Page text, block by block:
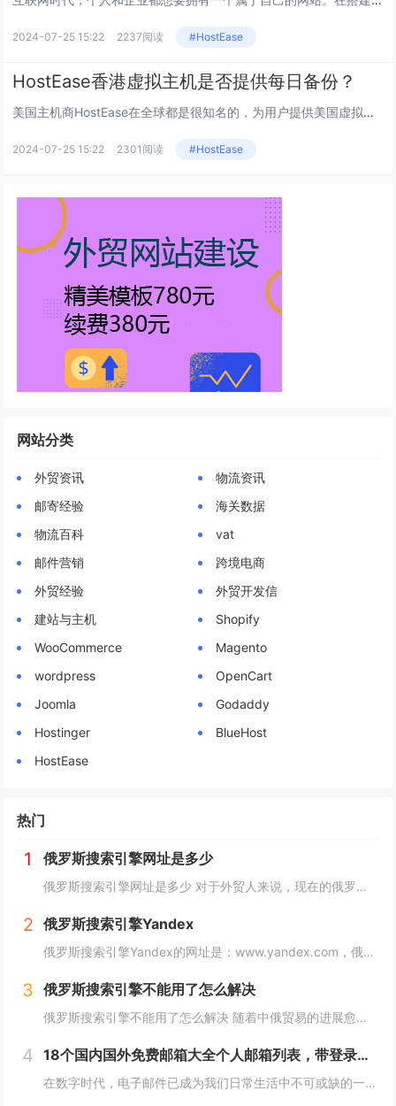
2024-07-25 15:22 2237阅读 #HostEase
HostEase香港虚拟主机是否提供每日备份？
美国主机商HostEase在全球都是很知名的，为用户提供美国虚拟主机/香港虚拟主机和香港服务器租用等主机业务，深受国内用...
2024-07-25 15:22 2301阅读 #HostEase
网站分类
外贸资讯
物流资讯
邮寄经验
海关数据
物流百科
vat
邮件营销
跨境电商
外贸经验
外贸开发信
建站与主机
Shopify
WooCommerce
Magento
wordpress
OpenCart
Joomla
Godaddy
Hostinger
BlueHost
HostEase
热门
1 俄罗斯搜索引擎网址是多少
俄罗斯搜索引擎网址是多少 对于外贸人来说，现在的俄罗斯市场可以算是一个炙手可热的香饽饽，而要开发俄罗斯客户，就需要会用他们的搜索引擎，下面详细介绍俄罗斯搜索引擎网址是多少？ 俄罗斯搜索引擎网址是多少 俄罗斯引擎官方入口地址https...
2 俄罗斯搜索引擎Yandex
俄罗斯搜索引擎Yandex的网址是：www.yandex.com，俄罗斯最著名和最常用的搜索引擎之一，"Яндекс"（Yandex）提供搜索引擎、电子邮件、在线地图、音乐、新闻、视频等各种在线服务。 如果你想访问"Яндекс"（Yan...
3 俄罗斯搜索引擎不能用了怎么解决
俄罗斯搜索引擎不能用了怎么解决 随着中俄贸易的进展愈加顺利，越来越多的外贸人都尝试着与俄罗斯客户进行接触，而这最重要的便是学会使用俄罗斯搜索引擎，但很多人会发现自己的搜索引擎突然不能用了，下面，小编就来详细介绍下俄罗斯搜索引擎不能用了怎么解...
4 18个国内国外免费邮箱大全个人邮箱列表，带登录链接
在数字时代，电子邮件已成为我们日常生活中不可或缺的一部分。无论是在工作、学习还是生活中，我们都需要一个安全、稳定、快速的邮箱服务来满足我们的需求。今天，我们将为您带来18个国内外免费邮箱大全，并附上登录链接，让您轻松获取您心仪的邮箱服务。...